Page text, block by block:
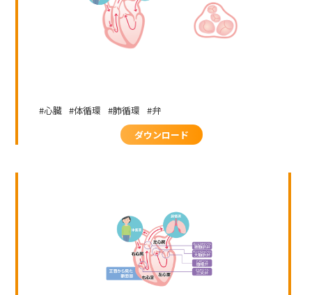
心臓 体循環 肺循環
弁
ダウンロード